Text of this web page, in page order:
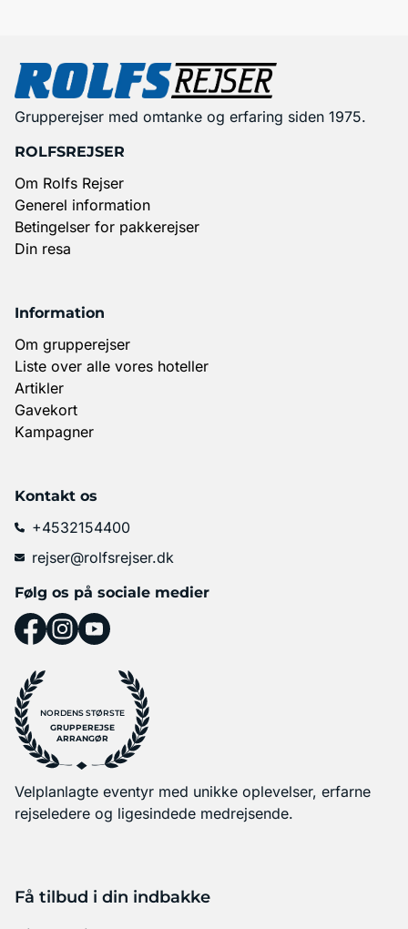
Grupperejser med omtanke og erfaring siden 1975.
ROLFSREJSER
Om Rolfs Rejser
Generel information
Betingelser for pakkerejser
Din resa
Information
Om grupperejser
Liste over alle vores hoteller
Artikler
Gavekort
Kampagner
Kontakt os
+4532154400
rejser@rolfsrejser.dk
Følg os på sociale medier
NORDENS STØRSTE
GRUPPEREJSE
ARRANGØR
Velplanlagte eventyr med unikke oplevelser, erfarne
rejseledere og ligesindede medrejsende.
Få tilbud i din indbakke